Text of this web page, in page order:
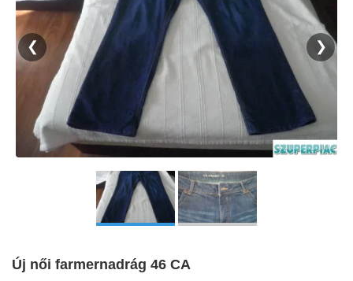
❮ ❯
Új női farmernadrág 46 CA